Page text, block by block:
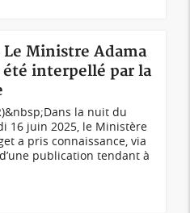
Ministre Adama
interpellé par la
la nuit du
16 juin 2025, le Ministère
a pris connaissance, via
publication tendant à